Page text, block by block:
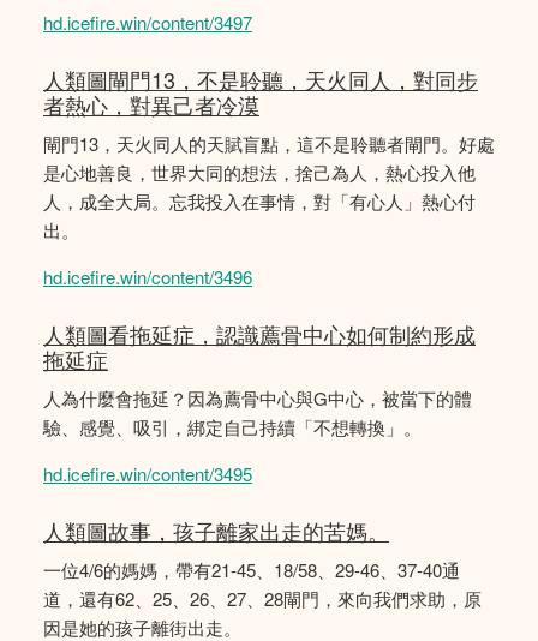
hd.icefire.win/content/3497
人類圖閘門13，不是聆聽，天火同人，對同步
者熱心，對異己者冷漠
閘門13，天火同人的天賦盲點，這不是聆聽者閘門。好處
是心地善良，世界大同的想法，捨己為人，熱心投入他
人，成全大局。忘我投入在事情，對「有心人」熱心付
出。
hd.icefire.win/content/3496
人類圖看拖延症，認識薦骨中心如何制約形成
拖延症
人為什麼會拖延？因為薦骨中心與G中心，被當下的體
驗、感覺、吸引，綁定自己持續「不想轉換」。
hd.icefire.win/content/3495
人類圖故事，孩子離家出走的苦媽。
一位4/6的媽媽，帶有21-45、18/58、29-46、37-40通
道，還有62、25、26、27、28閘門，來向我們求助，原
因是她的孩子離街出走。